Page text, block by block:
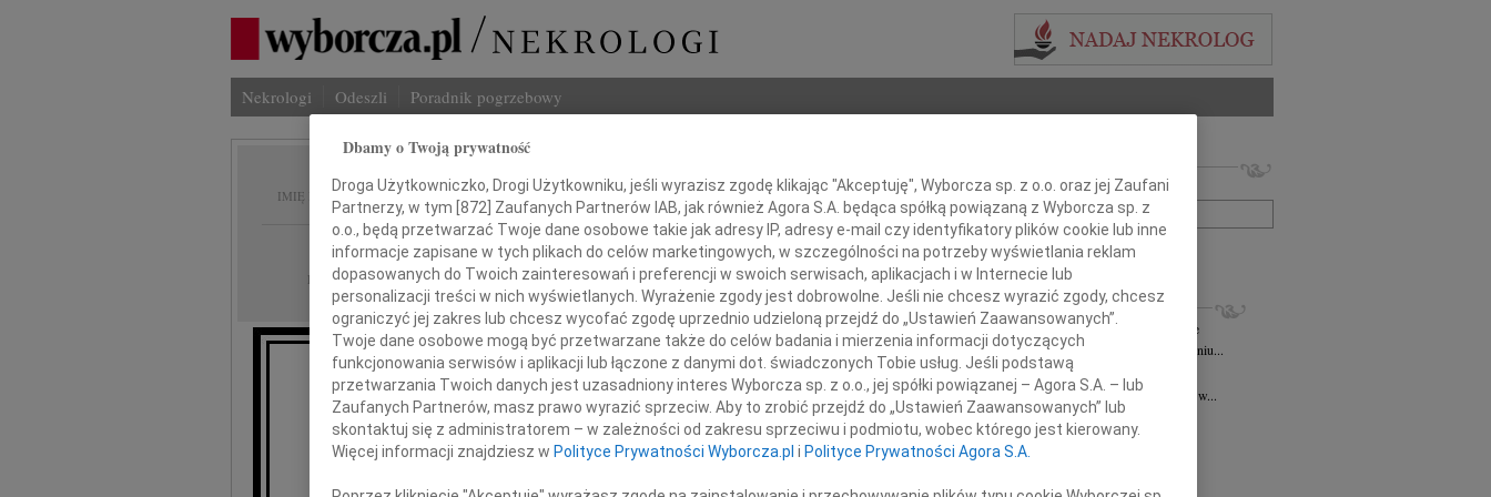
Nekrologi Odeszli Poradnik pogrzebowy
IMIĘ I NAZWISKO: Zofia, Jerzy, Paweł Rosińscy
REGION: Kielce
DATA EMISJI: 06.05.2016
Zawiadamiamy, że dnia 10 maja 2016 roku o godzinie 18:00
w kościele Świętej Jadwigi Królowej
w Kielcach
Imię i nazwisko lub numer ogłoszenia:
+ szukanie zaawansowane
INNE NEKROLOGI
Krzysztof Niespodzianski10.11.2025
Kielce
Z ogromnym smutkiem informujemy, że w dniu...
Edmund Niziurski 11.07.2025
W dniu 13 lipca 2025 roku o godzinie 18.00 w...
Maria Bałuka-Horecka
Serdeczne podziękowania Wszystkim,...
17.02.2025
Michał, ściskamy Was mocno! PZL
Dbamy o Twoją prywatność
Droga Użytkowniczko, Drogi Użytkowniku, jeśli wyrazisz zgodę klikając "Akceptuję", Wyborcza sp. z o.o. oraz jej Zaufani
Partnerzy, w tym [872] Zaufanych Partnerów IAB, jak również Agora S.A. będąca spółką powiązaną z Wyborcza sp. z
o.o., będą przetwarzać Twoje dane osobowe takie jak adresy IP, adresy e-mail czy identyfikatory plików cookie lub inne
informacje zapisane w tych plikach do celów marketingowych, w szczególności na potrzeby wyświetlania reklam
dopasowanych do Twoich zainteresowań i preferencji w swoich serwisach, aplikacjach i w Internecie lub
personalizacji treści w nich wyświetlanych. Wyrażenie zgody jest dobrowolne. Jeśli nie chcesz wyrazić zgody, chcesz
ograniczyć jej zakres lub chcesz wycofać zgodę uprzednio udzieloną przejdź do „Ustawień Zaawansowanych”.
Twoje dane osobowe mogą być przetwarzane także do celów badania i mierzenia informacji dotyczących
funkcjonowania serwisów i aplikacji lub łączone z danymi dot. świadczonych Tobie usług. Jeśli podstawą
przetwarzania Twoich danych jest uzasadniony interes Wyborcza sp. z o.o., jej spółki powiązanej – Agora S.A. – lub
Zaufanych Partnerów, masz prawo wyrazić sprzeciw. Aby to zrobić przejdź do „Ustawień Zaawansowanych” lub
skontaktuj się z administratorem – w zależności od zakresu sprzeciwu i podmiotu, wobec którego jest kierowany.
Więcej informacji znajdziesz w Polityce Prywatności Wyborcza.pl i Polityce Prywatności Agora S.A.